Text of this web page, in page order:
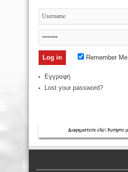
Remember Me
Εγγραφή
Lost your password?